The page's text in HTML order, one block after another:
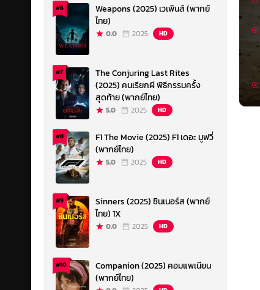
#6
Weapons (2025) เวเพินส์ (พากย์
ไทย)
0.0 2025 HD
#7
The Conjuring Last Rites
(2025) คนเรียกผี พิธีกรรมครั้ง
สุดท้าย (พากย์ไทย)
5.0 2025 HD
#8
F1 The Movie (2025) F1 เดอะ มูฟวี่
(พากย์ไทย)
5.0 2025 HD
#9
Sinners (2025) ซินเนอร์ส (พากย์
ไทย) 1X
0.0 2025 HD
#10
Companion (2025) คอมแพเนียน
(พากย์ไทย)